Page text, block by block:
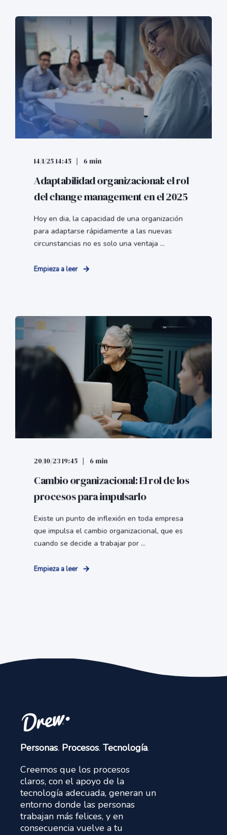
14/1/25 14:45 6 min
Adaptabilidad organizacional: el rol
del change management en el 2025
Hoy en dia, la capacidad de una organización
para adaptarse rápidamente a las nuevas
circunstancias no es solo una ventaja ...
Empieza a leer
20/10/23 19:45 6 min
Cambio organizacional: El rol de los
procesos para impulsarlo
Existe un punto de inflexión en toda empresa
que impulsa el cambio organizacional, que es
cuando se decide a trabajar por ...
Empieza a leer
Personas. Procesos. Tecnología.
Creemos que los procesos
claros, con el apoyo de la
tecnología adecuada, generan un
entorno donde las personas
trabajan más felices, y en
consecuencia vuelve a tu